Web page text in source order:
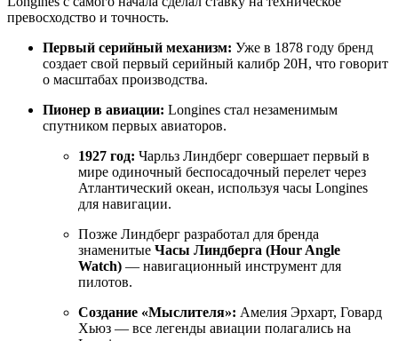
превосходство и точность.
Первый серийный механизм: Уже в 1878 году бренд
создает свой первый серийный калибр 20Н, что говорит
о масштабах производства.
Пионер в авиации: Longines стал незаменимым
спутником первых авиаторов.
1927 год: Чарльз Линдберг совершает первый в
мире одиночный беспосадочный перелет через
Атлантический океан, используя часы Longines
для навигации.
Позже Линдберг разработал для бренда
знаменитые Часы Линдберга (Hour Angle
Watch) — навигационный инструмент для
пилотов.
Создание «Мыслителя»: Амелия Эрхарт, Говард
Хьюз — все легенды авиации полагались на